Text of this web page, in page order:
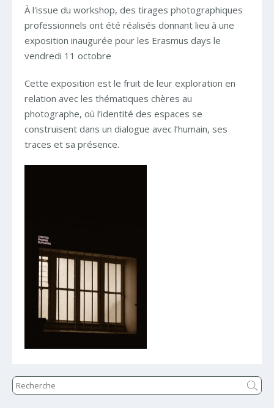
À l'issue du workshop, des tirages photographiques
professionnels ont été réalisés donnant lieu à une
exposition inaugurée pour les Erasmus days le
vendredi 11 octobre
Cette exposition est le fruit de leur exploration en
relation avec les thématiques chères au
photographe, où l’identité des espaces se
construisent dans un dialogue avec l’humain, ses
traces et sa présence.